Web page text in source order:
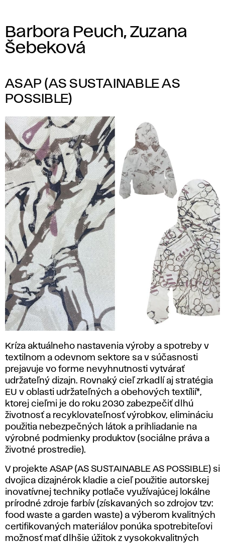
Barbora Peuch, Zuzana
Šebeková
ASAP (AS SUSTAINABLE AS
POSSIBLE)
Kríza aktuálneho nastavenia výroby a spotreby v
textilnom a odevnom sektore sa v súčasnosti
prejavuje vo forme nevyhnutnosti vytvárať
udržateľný dizajn. Rovnaký cieľ zrkadlí aj stratégia
EU v oblasti udržateľných a obehových textílií*,
ktorej cieľmi je do roku 2030 zabezpečiť dlhú
životnosť a recyklovateľnosť výrobkov, elimináciu
použitia nebezpečných látok a prihliadanie na
výrobné podmienky produktov (sociálne práva a
životné prostredie).
V projekte ASAP (AS SUSTAINABLE AS POSSIBLE) si
dvojica dizajnérok kladie a cieľ použitie autorskej
inovatívnej techniky potlače využívajúcej lokálne
prírodné zdroje farbív (získavaných so zdrojov tzv:
food waste a garden waste) a výberom kvalitných
certifikovaných materiálov ponúka spotrebiteľovi
možnosť mať dlhšie úžitok z vysokokvalitných